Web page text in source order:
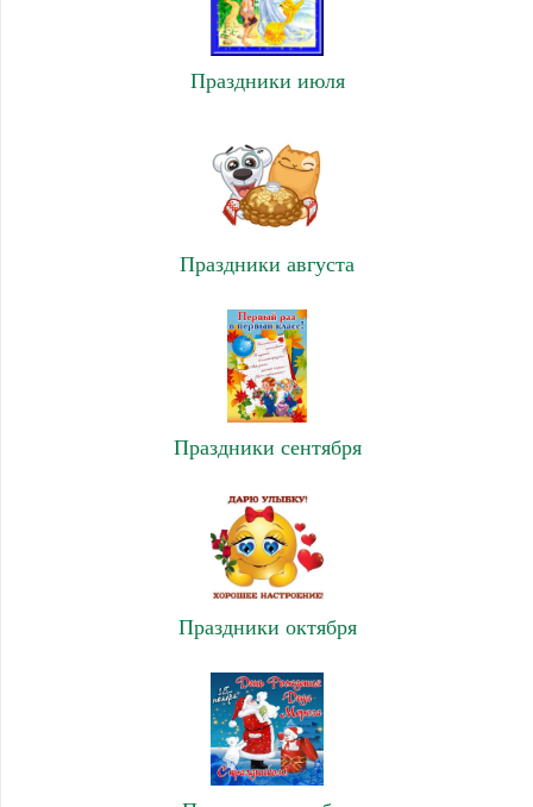
Праздники июля
Праздники августа
Праздники сентября
Праздники октября